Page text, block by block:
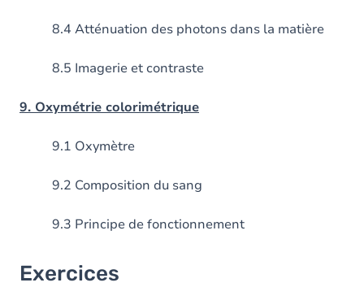
8.4 Atténuation des photons dans la matière
8.5 Imagerie et contraste
9. Oxymétrie colorimétrique
9.1 Oxymètre
9.2 Composition du sang
9.3 Principe de fonctionnement
Exercices